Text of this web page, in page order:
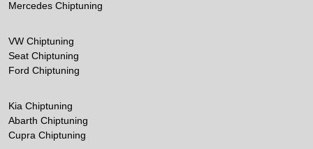
Mercedes Chiptuning
VW Chiptuning
Seat Chiptuning
Ford Chiptuning
Kia Chiptuning
Abarth Chiptuning
Cupra Chiptuning